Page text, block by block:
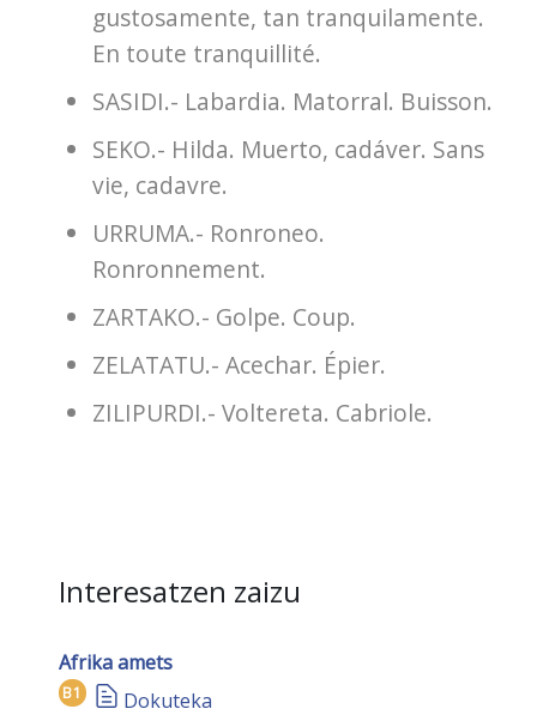
gustosamente, tan tranquilamente.
En toute tranquillité.
SASIDI.- Labardia. Matorral. Buisson.
SEKO.- Hilda. Muerto, cadáver. Sans
vie, cadavre.
URRUMA.- Ronroneo.
Ronronnement.
ZARTAKO.- Golpe. Coup.
ZELATATU.- Acechar. Épier.
ZILIPURDI.- Voltereta. Cabriole.
Interesatzen zaizu
Afrika amets
B1 Dokuteka